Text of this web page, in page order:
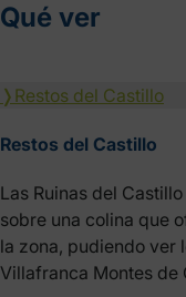
Qué ver
❭ Restos del Castillo
Restos del Castillo
Las Ruinas del
sobre una colina que
la zona, pudiendo ver
Villafranca Montes de